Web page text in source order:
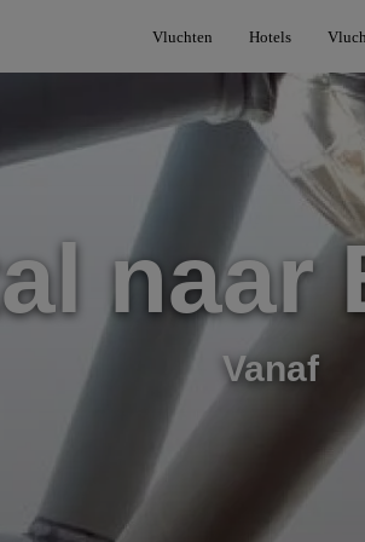
Vluchten Hotels
naar
Vanaf